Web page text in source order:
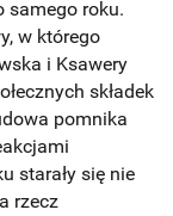
samego roku.
w którego
i Ksawery
składek
pomnika
starały się nie
rzecz